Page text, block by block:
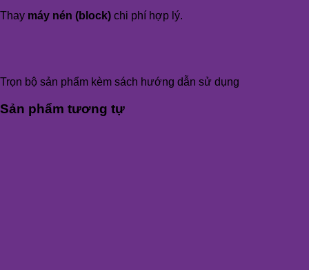
Thay máy nén (block) chi phí hợp lý.
Trọn bộ sản phẩm kèm sách hướng dẫn sử dụng
Sản phẩm tương tự